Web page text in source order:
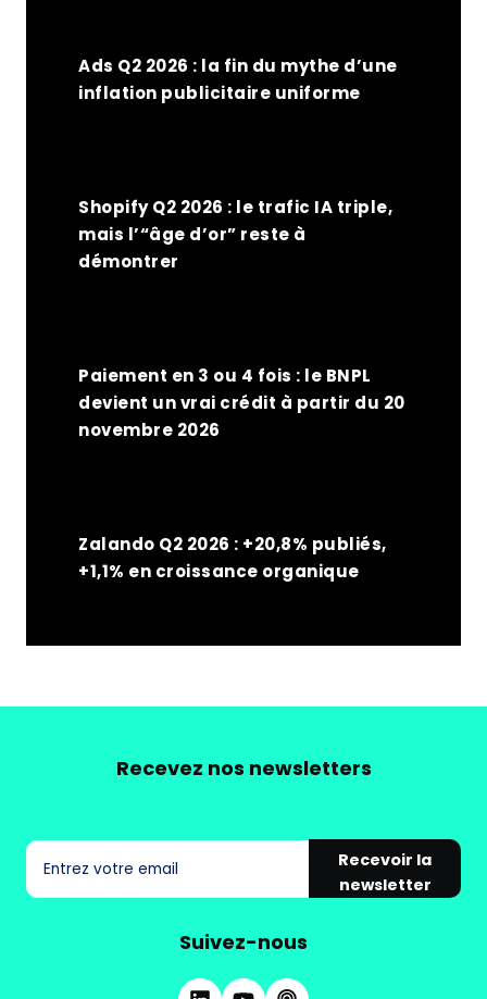
Ads Q2 2026 : la fin du mythe d’une
inflation publicitaire uniforme
Shopify Q2 2026 : le trafic IA triple,
mais l’“âge d’or” reste à
démontrer
Paiement en 3 ou 4 fois : le BNPL
devient un vrai crédit à partir du 20
novembre 2026
Zalando Q2 2026 : +20,8% publiés,
+1,1% en croissance organique
Recevez nos newsletters
Recevoir la
newsletter
Suivez-nous